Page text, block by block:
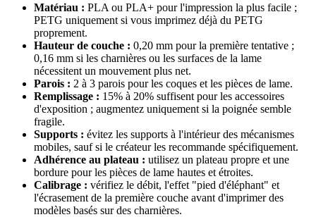
Matériau : PLA ou PLA+ pour l'impression la plus facile ;
PETG uniquement si vous imprimez déjà du PETG
proprement.
Hauteur de couche : 0,20 mm pour la première tentative ;
0,16 mm si les charnières ou les surfaces de la lame
nécessitent un mouvement plus net.
Parois : 2 à 3 parois pour les coques et les pièces de lame.
Remplissage : 15% à 20% suffisent pour les accessoires
d'exposition ; augmentez uniquement si la poignée semble
fragile.
Supports : évitez les supports à l'intérieur des mécanismes
mobiles, sauf si le créateur les recommande spécifiquement.
Adhérence au plateau : utilisez un plateau propre et une
bordure pour les pièces de lame hautes et étroites.
Calibrage : vérifiez le débit, l'effet "pied d'éléphant" et
l'écrasement de la première couche avant d'imprimer des
modèles basés sur des charnières.